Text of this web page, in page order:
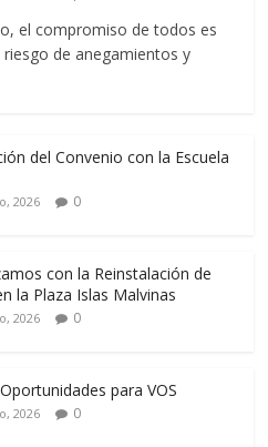
el compromiso de todos es
de anegamientos y
del Convenio con la Escuela
2026 0
con la Reinstalación de
la Plaza Islas Malvinas
2026 0
para VOS
2026 0